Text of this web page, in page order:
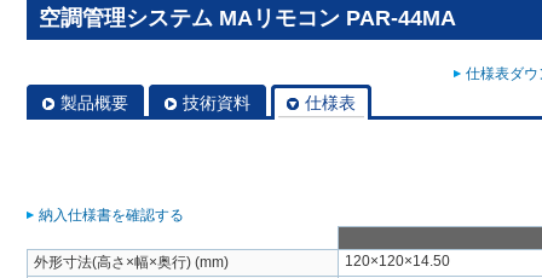
空調管理システム MAリモコン PAR-44MA
仕様表ダ
製品概要 技術資料 仕様表
納入仕様書を確認する
外形寸法(高さ×幅×奥行) (mm)
120×120×14.50